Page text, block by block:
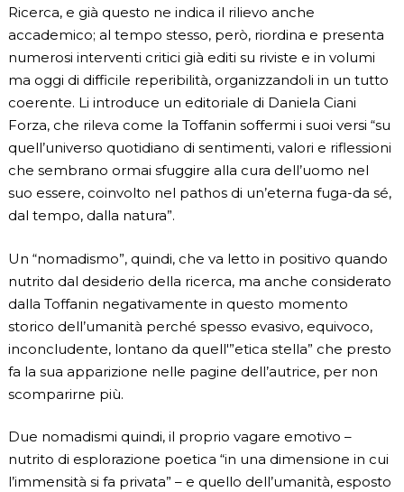
Ricerca, e già questo ne indica il rilievo anche
accademico; al tempo stesso, però, riordina e presenta
numerosi interventi critici già editi su riviste e in volumi
ma oggi di difficile reperibilità, organizzandoli in un tutto
coerente. Li introduce un editoriale di Daniela Ciani
Forza, che rileva come la Toffanin soffermi i suoi versi “su
quell’universo quotidiano di sentimenti, valori e riflessioni
che sembrano ormai sfuggire alla cura dell’uomo nel
suo essere, coinvolto nel pathos di un’eterna fuga-da sé,
dal tempo, dalla natura”.
Un “nomadismo”, quindi, che va letto in positivo quando
nutrito dal desiderio della ricerca, ma anche considerato
dalla Toffanin negativamente in questo momento
storico dell’umanità perché spesso evasivo, equivoco,
inconcludente, lontano da quell'”etica stella” che presto
fa la sua apparizione nelle pagine dell’autrice, per non
scomparirne più.
Due nomadismi quindi, il proprio vagare emotivo –
nutrito di esplorazione poetica “in una dimensione in cui
l’immensità si fa privata” – e quello dell’umanità, esposto